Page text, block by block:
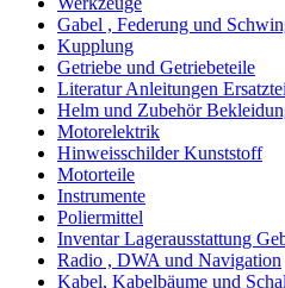
Gabel , Federung und
Kupplung
Getriebe und Getriebeteile
Literatur Anleitungen
Helm und Zubehör
Motorelektrik
Hinweisschilder Kunststoff
Motorteile
Instrumente
Poliermittel
Inventar Lagerausstattung
Radio , DWA und Navigation
Kabel, Kabelbäume und